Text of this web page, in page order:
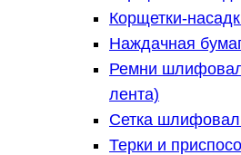
Корщетки-
Наждачная
Ремни
лента)
Сетка
Терки и